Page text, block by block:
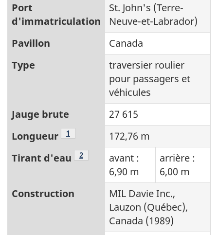
Port
d'immatriculation
St. John's (Terre-
Neuve-et-Labrador)
Pavillon
Canada
Type
traversier roulier
pour passagers et
véhicules
Jauge brute
27 615
Longueur
Note de bas de page
1
172,76 m
Tirant d'eau
Note de bas de page
2
avant :
6,90 m
arrière :
6,00 m
Construction
MIL Davie Inc.,
Lauzon (Québec),
Canada (1989)